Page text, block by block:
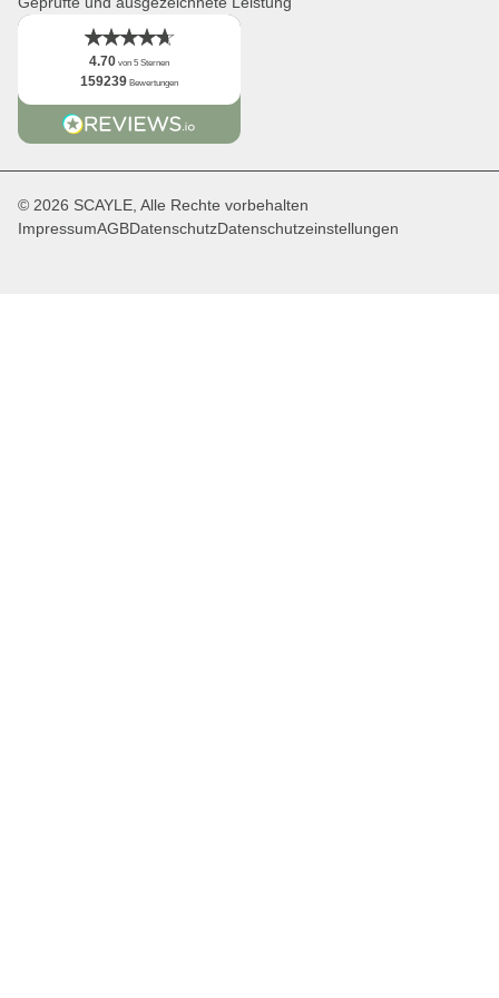
4.70 von 5 Sternen
159239 Bewertungen
© 2026 SCAYLE, Alle Rechte vorbehalten
ImpressumAGBDatenschutzDatenschutzeinstellungen